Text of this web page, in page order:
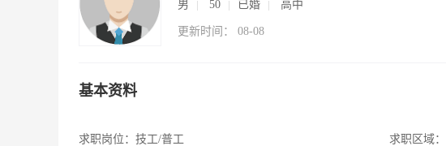
男 50 已婚 高中
更新时间： 08-08
基本资料
求职岗位： 技工/普工
求职区域：